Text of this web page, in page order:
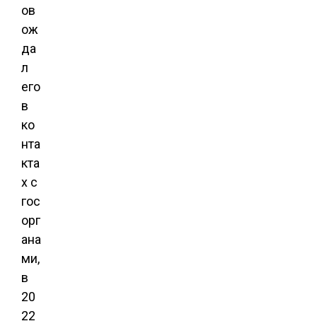
ов
ож
да
л
его
в
ко
нта
кта
х с
гос
орг
ана
ми,
в
20
22